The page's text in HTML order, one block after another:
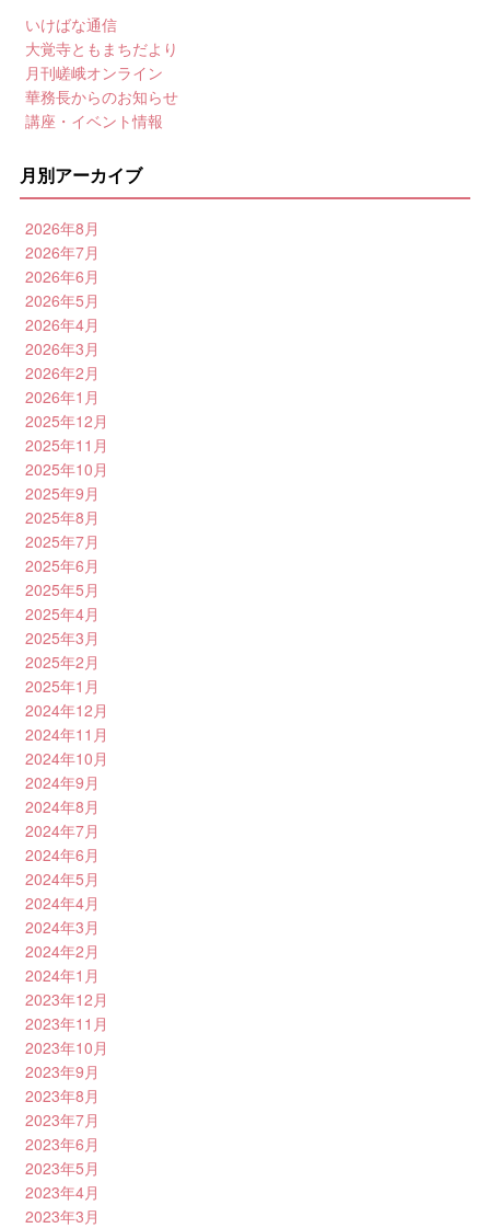
いけばな通信
大覚寺ともまちだより
月刊嵯峨オンライン
華務長からのお知らせ
講座・イベント情報
月別アーカイブ
2026年8月
2026年7月
2026年6月
2026年5月
2026年4月
2026年3月
2026年2月
2026年1月
2025年12月
2025年11月
2025年10月
2025年9月
2025年8月
2025年7月
2025年6月
2025年5月
2025年4月
2025年3月
2025年2月
2025年1月
2024年12月
2024年11月
2024年10月
2024年9月
2024年8月
2024年7月
2024年6月
2024年5月
2024年4月
2024年3月
2024年2月
2024年1月
2023年12月
2023年11月
2023年10月
2023年9月
2023年8月
2023年7月
2023年6月
2023年5月
2023年4月
2023年3月